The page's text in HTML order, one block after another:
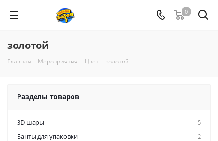
0
золотой
Главная - Мероприятия - Цвет - золотой
Разделы товаров
3D шары
5
Банты для упаковки
2